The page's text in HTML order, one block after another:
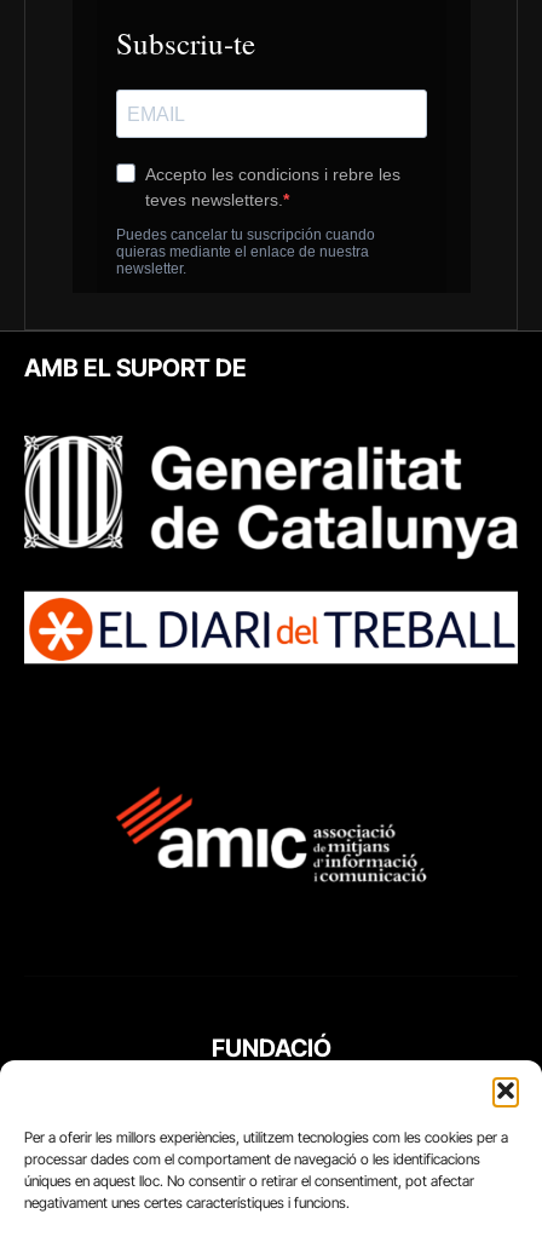
Per a oferir les millors experiències, utilitzem tecnologies com les cookies per a
processar dades com el comportament de navegació o les identificacions
úniques en aquest lloc. No consentir o retirar el consentiment, pot afectar
negativament unes certes característiques i funcions.
AMB EL SUPORT DE
FUNDACIÓ